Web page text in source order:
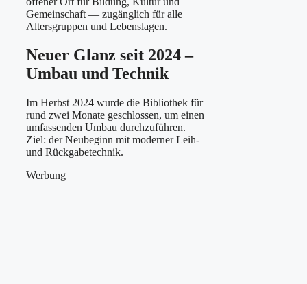
Gemeinschaft — zugänglich für alle
Altersgruppen und Lebenslagen.
Neuer Glanz seit 2024 –
Umbau und Technik
Im Herbst 2024 wurde die Bibliothek für
rund zwei Monate geschlossen, um einen
umfassenden Umbau durchzuführen.
Ziel: der Neubeginn mit moderner Leih-
und Rückgabetechnik.
Werbung